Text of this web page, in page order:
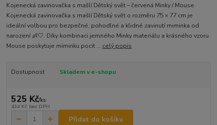
Kojenecká zavinovačka s mašlí Dětský svět – červená Minky / Mouse
Kojenecká zavinovačka s mašlí Dětský svět o rozměru 75 × 77 cm je
ideální volbou pro bezpečné, pohodlné a klidné zavinutí miminka od
narození 👶🤍. Díky kombinaci jemného Minky materiálu a krásného vzoru
Mouse poskytuje miminku pocit ... celý popis
Dostupnost Skladem v e-shopu
525 Kč/ks
434 Kč bez DPH
Přidat do košíku